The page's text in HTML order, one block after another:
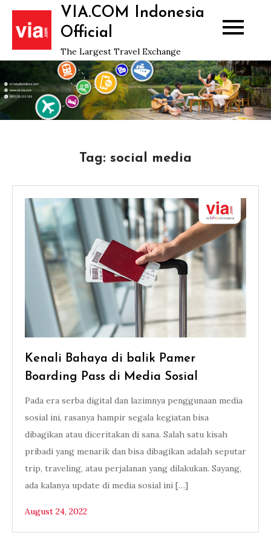
Skip
content
VIA.COM Indonesia
Official
The Largest Travel Exchange
Tag: social media
Kenali Bahaya di balik Pamer
Boarding Pass di Media Sosial
Pada era serba digital dan lazimnya penggunaan media
sosial ini, rasanya hampir segala kegiatan bisa
dibagikan atau diceritakan di sana. Salah satu kisah
pribadi yang menarik dan bisa dibagikan adalah seputar
trip, traveling, atau perjalanan yang dilakukan. Sayang,
ada kalanya update di media sosial ini […]
August 24, 2022